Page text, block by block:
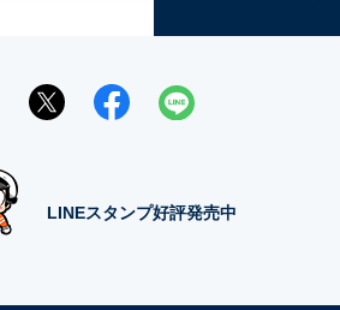
LINEスタンプ好評発売中